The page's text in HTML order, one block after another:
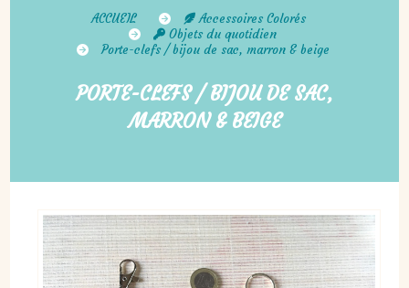
ACCUEIL
Accessoires Colorés
Objets du quotidien
Porte-clefs / bijou de sac, marron & beige
PORTE-CLEFS / BIJOU DE SAC,
MARRON & BEIGE